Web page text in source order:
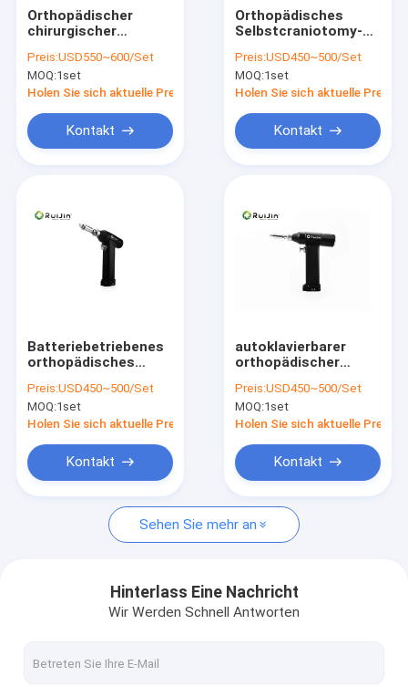
Produkte
Über uns
Nachrichten
Medizinischer Knochenbohrer
Chirurgischer Knochenbohrer
Oszillierende Knochen-Säge
Austauschen der Knochen-Säge
Orthopädischer
chirurgischer
Cannulated-
VeterinärKnochenbohrer
für kleinen Knochen
Preis:USD550~600/Set
MOQ:1set
Holen Sie sich aktuelle Preis
Kontakt
Orthopädisches
Selbstcraniotomy-
7500gcm
Neurochirurgie
Craniotome
Preis:USD450~500/Set
MOQ:1set
Holen Sie sich aktuelle Preis
Kontakt
Batteriebetriebenes
orthopädisches
Splitter-
chirurgisches
Knochenbohrer-
Preis:USD450~500/Set
MOQ:1set
Holen Sie sich aktuelle Preis
Kontakt
autoklavierbarer
orthopädischer
Bohrgerät-Edelstahl
des Bohrgerät-
7500gcm
Preis:USD450~500/Set
MOQ:1set
Holen Sie sich aktuelle Preis
Kontakt
Sehen Sie mehr an
Hinterlass Eine Nachricht
Wir Werden Schnell Antworten